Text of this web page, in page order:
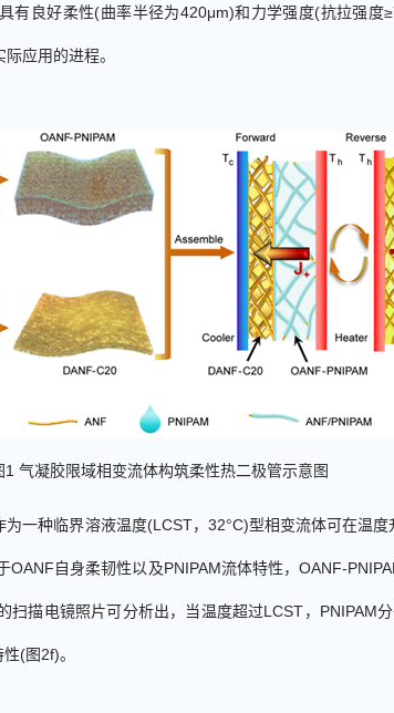
有良好柔性(曲率半径为420μm)和力学强度(抗拉强度
际应用的进程。
1 气凝胶限域相变流体构筑柔性热二极管示意图
为一种临界溶液温度(LCST， 32°C)型相变流体可在温
OANF自身柔韧性以及PNIPAM流体特性，OANF-
扫描电镜照片可分析出，当温度超过LCST， PNIPAM
性(图2f)。